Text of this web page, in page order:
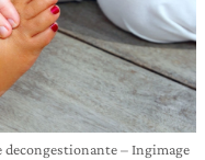
decongestionante – Ingimage